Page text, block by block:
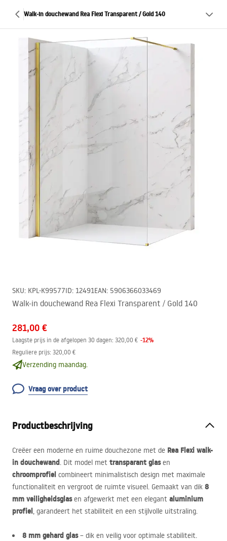
Walk-in douchewand Rea Flexi Transparent / Gold 140
SKU: KPL-K99577ID: 12491EAN: 5906366033469
Walk-in douchewand Rea Flexi Transparent / Gold 140
281,00 €
Laagste prijs in de afgelopen 30 dagen: 320,00 € -12%
Reguliere prijs: 320,00 €
Verzending maandag.
Vraag over product
Productbeschrijving
Creëer een moderne en ruime douchezone met de Rea Flexi walk-
in douchewand. Dit model met transparant glasen
chroomprofiel combineert minimalistisch design met maximale
functionaliteit en vergroot de ruimte visueel. Gemaakt van dik 8
mm veiligheidsglasen afgewerkt met een elegant aluminium
profiel, garandeert het stabiliteit en een stijlvolle uitstraling.
8 mm gehard glas– dik en veilig voor optimale stabiliteit.